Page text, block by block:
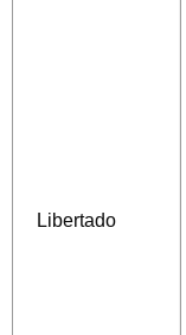
Libertado